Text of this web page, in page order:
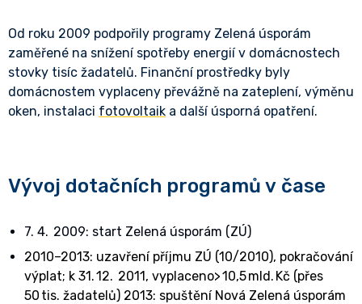
Od roku 2009 podpořily programy Zelená úsporám
zaměřené na snížení spotřeby energií v domácnostech
stovky tisíc žadatelů. Finanční prostředky byly
domácnostem vyplaceny převážně na zateplení, výměnu
oken, instalaci fotovoltaik a další úsporná opatření.
Vývoj dotačních programů v čase
7. 4. 2009: start Zelená úsporám (ZÚ)
2010–2013: uzavření příjmu ZÚ (10/2010), pokračování
výplat; k 31. 12. 2011, vyplaceno> 10,5 mld. Kč (přes
50 tis. žadatelů) 2013: spuštění Nová Zelená úsporám